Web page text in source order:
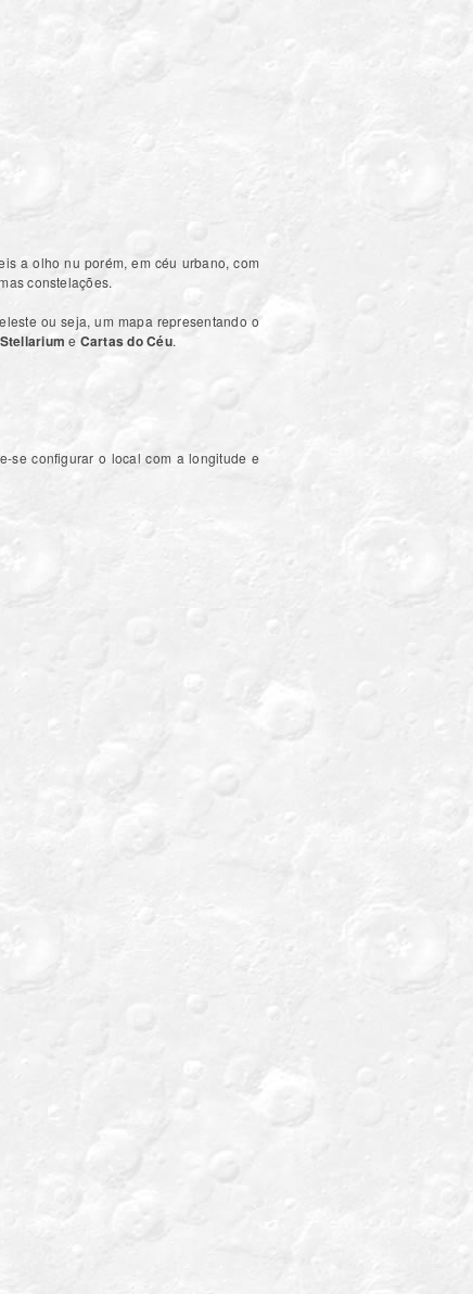
a olho nu porém, em céu urbano, com
constelações.
ou seja, um mapa representando o
Stellarium e Cartas do Céu.
se configurar o local com a longitude e